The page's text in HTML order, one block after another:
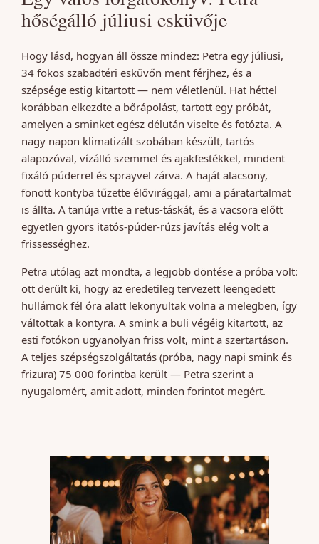
hőségálló júliusi esküvője
Hogy lásd, hogyan áll össze mindez: Petra egy júliusi,
34 fokos szabadtéri esküvőn ment férjhez, és a
szépsége estig kitartott — nem véletlenül. Hat héttel
korábban elkezdte a bőrápolást, tartott egy próbát,
amelyen a sminket egész délután viselte és fotózta. A
nagy napon klimatizált szobában készült, tartós
alapozóval, vízálló szemmel és ajakfestékkel, mindent
fixáló púderrel és sprayvel zárva. A haját alacsony,
fonott kontyba tűzette élővirággal, ami a páratartalmat
is állta. A tanúja vitte a retus-táskát, és a vacsora előtt
egyetlen gyors itatós-púder-rúzs javítás elég volt a
frissességhez.
Petra utólag azt mondta, a legjobb döntése a próba volt:
ott derült ki, hogy az eredetileg tervezett leengedett
hullámok fél óra alatt lekonyultak volna a melegben, így
váltottak a kontyra. A smink a buli végéig kitartott, az
esti fotókon ugyanolyan friss volt, mint a szertartáson.
A teljes szépségszolgáltatás (próba, nagy napi smink és
frizura) 75 000 forintba került — Petra szerint a
nyugalomért, amit adott, minden forintot megért.